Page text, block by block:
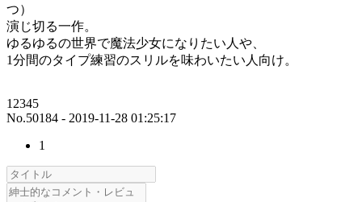
つ）
演じ切る一作。
ゆるゆるの世界で魔法少女になりたい人や、
1分間のタイプ練習のスリルを味わいたい人向け。
12345
No.50184 - 2019-11-28 01:25:17
1